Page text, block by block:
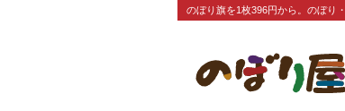
のぼり旗を1枚396円から。のぼり